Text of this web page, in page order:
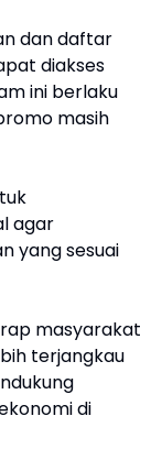
dan daftar
diakses
ini berlaku
masih
agar
yang sesuai
masyarakat
terjangkau
di